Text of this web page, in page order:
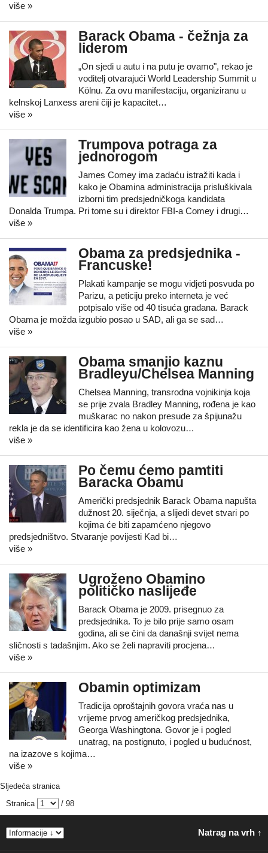
više »
Barack Obama - čežnja za
liderom
„On sjedi u autu i na putu je ovamo", rekao je
voditelj otvarajući World Leadership Summit u
Kölnu. Za ovu manifestaciju, organiziranu u
kelnskoj Lanxess areni čiji je kapacitet…
više »
Trumpova potraga za
jednorogom
James Comey ima zadaću istražiti kada i
kako je Obamina administracija prisluškivala
izborni tim predsjedničkoga kandidata
Donalda Trumpa. Pri tome su i direktor FBI-a Comey i drugi…
više »
Obama za predsjednika -
Francuske!
Plakati kampanje se mogu vidjeti posvuda po
Parizu, a peticiju preko interneta je već
potpisalo više od 40 tisuća građana. Barack
Obama je možda izgubio posao u SAD, ali ga se sad…
više »
Obama smanjio kaznu
Bradleyu/Chelsea Manning
Chelsea Manning, transrodna vojnikinja koja
se prije zvala Bradley Manning, rođena je kao
muškarac no nakon presude za špijunažu
rekla je da se identificira kao žena u kolovozu…
više »
Po čemu ćemo pamtiti
Baracka Obamu
Američki predsjednik Barack Obama napušta
dužnost 20. siječnja, a slijedi devet stvari po
kojima će biti zapamćeno njegovo
predsjedništvo. Stvaranje povijesti Kad bi…
više »
Ugroženo Obamino
političko naslijeđe
Barack Obama je 2009. prisegnuo za
predsjednika. To je bilo prije samo osam
godina, ali se čini da današnji svijet nema
sličnosti s tadašnjim. Ako se želi napraviti procjena…
više »
Obamin optimizam
Tradicija oproštajnih govora vraća nas u
vrijeme prvog američkog predsjednika,
Georga Washingtona. Govor je i pogled
unatrag, na postignuto, i pogled u budućnost,
na izazove s kojima…
više »
Sljedeća stranica
Stranica
/ 98
Natrag na vrh ↑